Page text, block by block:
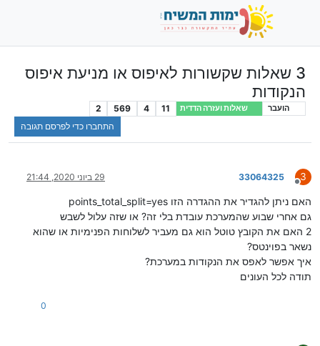
3 שאלות שקשורות לאיפוס או מניעת איפוס
הנקודות
הועבר שאלות ועזרה הדדית 11
4
569
2
התחברו כדי לפרסם תגובה
3
מנותק
33064325 29 ביוני 2020, 21:44
האם ניתן להגדיר את ההגדרה הזו points_total_split=yes
גם אחרי שבוע שהמערכת עובדת בלי זה? או שזה עלול לשבש
2 האם את הקובץ טוטל הוא גם מעביר לשלוחות הפנימיות או שהוא
נשאר בפוינטס?
איך אפשר לאפס את הנקודות במערכת?
תודה לכל העונים
0